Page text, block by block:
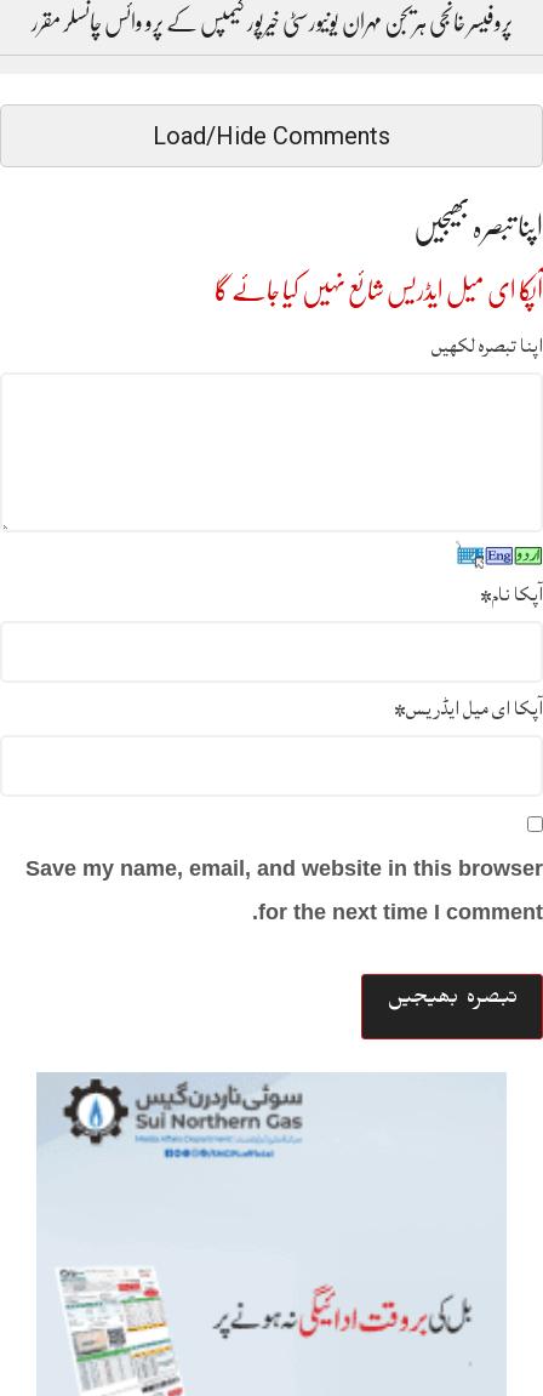
پروفیسر خانجی ہریجن مہران یونیورسٹی خیرپور کیمپس کے پرو وائس چانسلر مقرر
Load/Hide Comments
اپنا تبصرہ بھیجیں
آپکا ای میل ایڈریس شائع نہیں کیا جائے گا
اپنا تبصرہ لکھیں
آپکا نام*
آپکا ای میل ایڈریس*
Save my name, email, and website in this browser
for the next time I comment.